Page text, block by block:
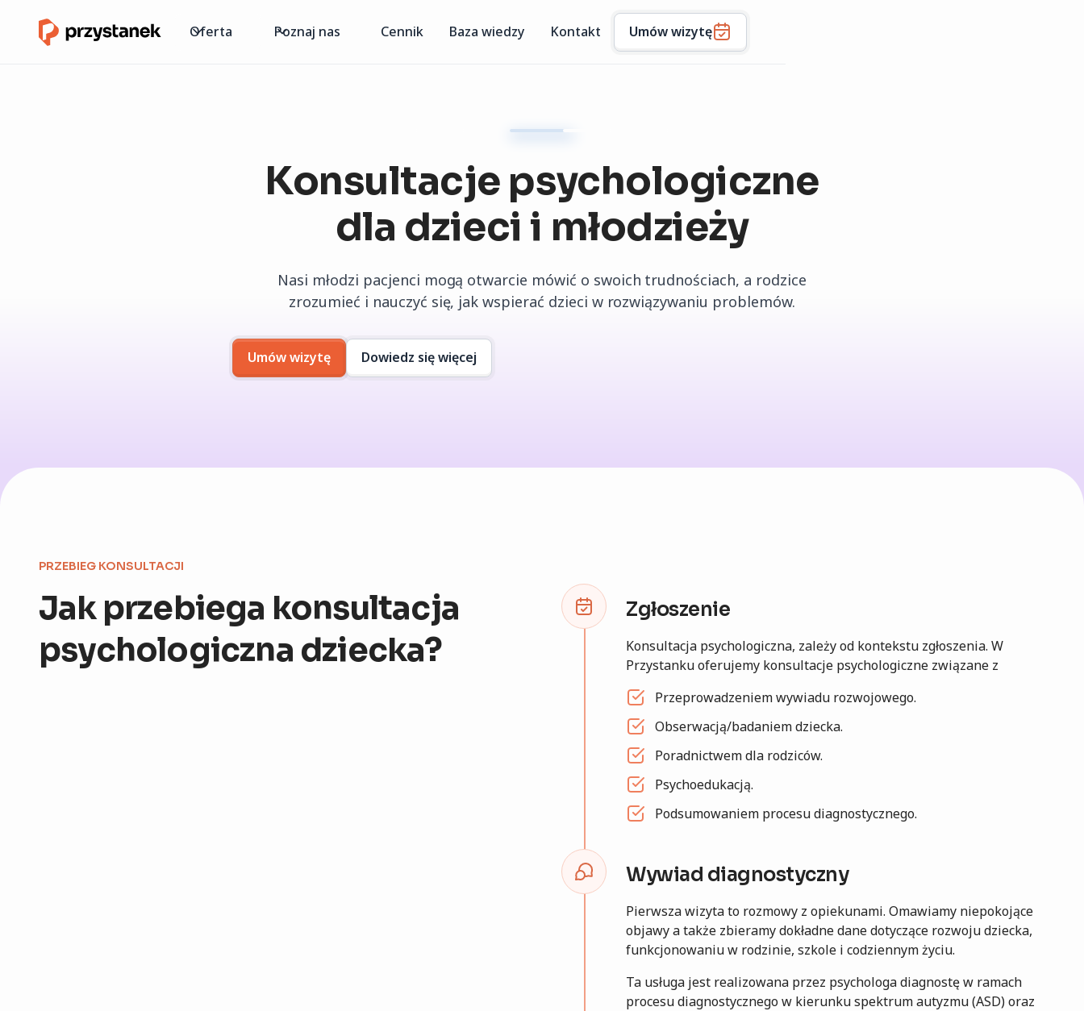
Oferta Poznaj nas Cennik Baza wiedzy Kontakt Umów wizytę
Konsultacje psychologiczne
dla dzieci i młodzieży
Nasi młodzi pacjenci mogą otwarcie mówić o swoich trudnościach, a rodzice
zrozumieć i nauczyć się, jak wspierać dzieci w rozwiązywaniu problemów.
Umów wizytę Dowiedz się więcej
PRZEBIEG KONSULTACJI
Jak przebiega konsultacja
psychologiczna dziecka?
Zgłoszenie
Konsultacja psychologiczna, zależy od kontekstu zgłoszenia. W
Przystanku oferujemy konsultacje psychologiczne związane z
Przeprowadzeniem wywiadu rozwojowego.
Obserwacją/badaniem dziecka.
Poradnictwem dla rodziców.
Psychoedukacją.
Podsumowaniem procesu diagnostycznego.
Wywiad diagnostyczny
Pierwsza wizyta to rozmowy z opiekunami. Omawiamy niepokojące
objawy a także zbieramy dokładne dane dotyczące rozwoju dziecka,
funkcjonowaniu w rodzinie, szkole i codziennym życiu.
Ta usługa jest realizowana przez psychologa diagnostę w ramach
procesu diagnostycznego w kierunku spektrum autyzmu (ASD) oraz